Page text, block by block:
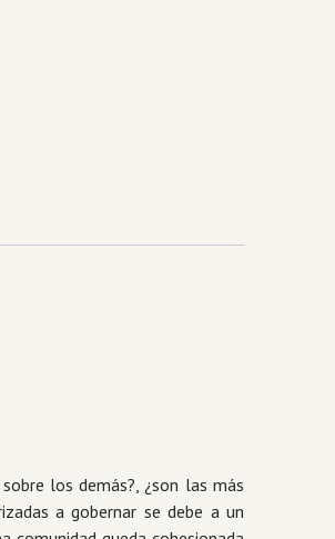
los demás?, ¿son las más
a gobernar se debe a un